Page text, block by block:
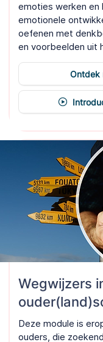
emoties werken en
emotionele
oefenen met
en voorbeelden uit
Ontdek
Wegwijzers
Deze module is
ouders, die